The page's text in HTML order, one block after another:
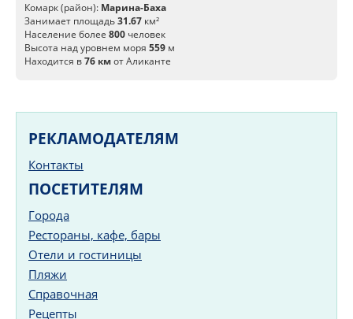
Комарк (район): Марина-Баха
Занимает площадь31.67 км²
Население более 800 человек
Высота над уровнем моря 559 м
Находится в76 кмот Аликанте
РЕКЛАМОДАТЕЛЯМ
Контакты
ПОСЕТИТЕЛЯМ
Города
Рестораны, кафе, бары
Отели и гостиницы
Пляжи
Справочная
Рецепты